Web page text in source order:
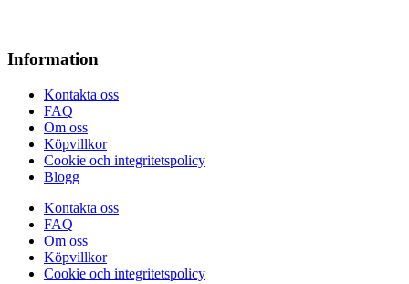
Information
Kontakta oss
FAQ
Om oss
Köpvillkor
Cookie och integritetspolicy
Blogg
Kontakta oss
FAQ
Om oss
Köpvillkor
Cookie och integritetspolicy